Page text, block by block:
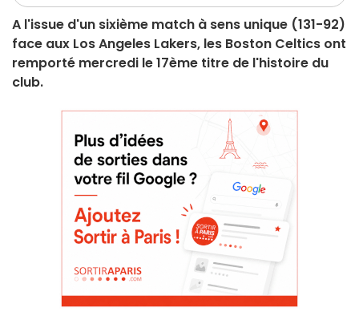
A l'issue d'un sixième match à sens unique (131-92)
face aux Los Angeles Lakers, les Boston Celtics ont
remporté mercredi le 17ème titre de l'histoire du
club.